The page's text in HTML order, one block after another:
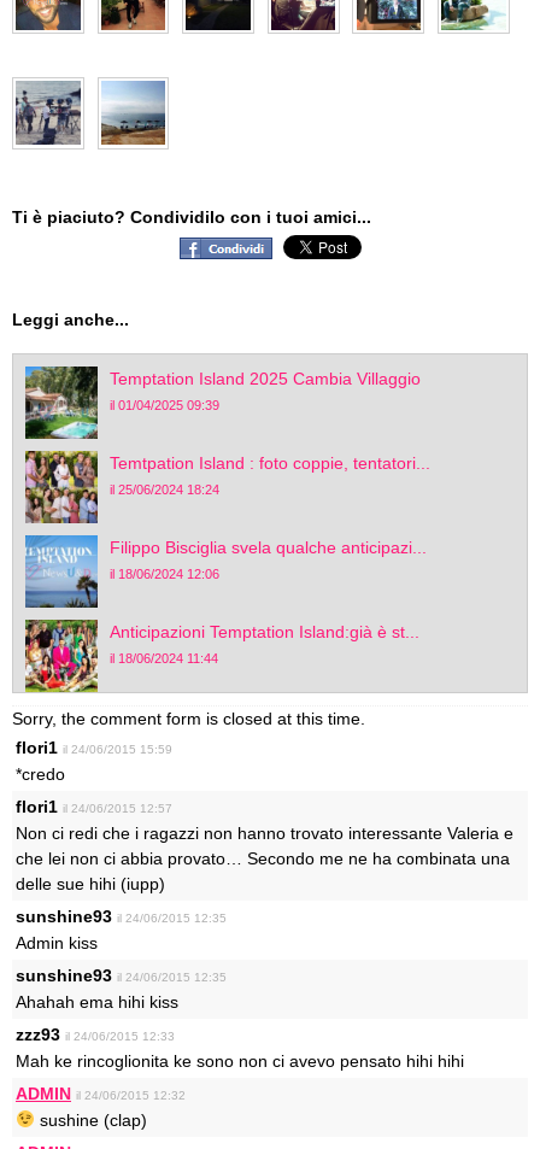
Ti è piaciuto? Condividilo con i tuoi amici...
Leggi anche...
Temptation Island 2025 Cambia Villaggio
il 01/04/2025 09:39
Temtpation Island : foto coppie, tentatori...
il 25/06/2024 18:24
Filippo Bisciglia svela qualche anticipazi...
il 18/06/2024 12:06
Anticipazioni Temptation Island:già è st...
il 18/06/2024 11:44
Sorry, the comment form is closed at this time.
flori1 il 24/06/2015 15:59
*credo
flori1 il 24/06/2015 12:57
Non ci redi che i ragazzi non hanno trovato interessante Valeria e
che lei non ci abbia provato… Secondo me ne ha combinata una
delle sue hihi (iupp)
sunshine93 il 24/06/2015 12:35
Admin kiss
sunshine93 il 24/06/2015 12:35
Ahahah ema hihi kiss
zzz93 il 24/06/2015 12:33
Mah ke rincoglionita ke sono non ci avevo pensato hihi hihi
ADMIN il 24/06/2015 12:32
sushine (clap)